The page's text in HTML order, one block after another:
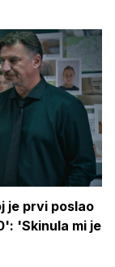
je prvi poslao
'Skinula mi je